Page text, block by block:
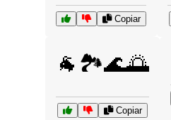
Copiar
🐐🏞️🌊🌅
Copiar